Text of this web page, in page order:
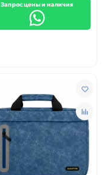
Запрос цены и наличия